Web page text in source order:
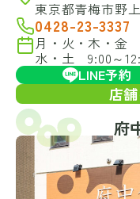
東京都青梅市野
0428-23-3337
月・火・木・金
水・土 9:00～
LINE予約
店
府